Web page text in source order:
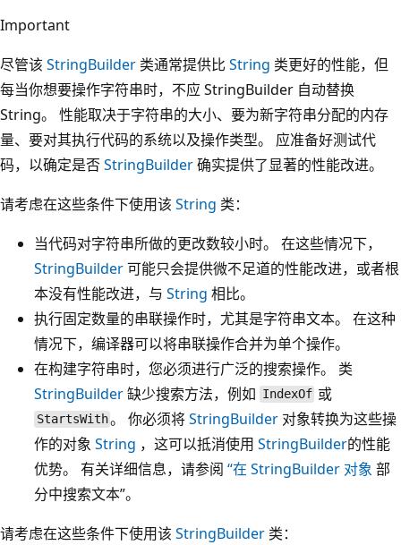
Important
尽管该 StringBuilder 类通常提供比 String 类更好的性能，但
每当你想要操作字符串时，不应 StringBuilder 自动替换
String。 性能取决于字符串的大小、要为新字符串分配的内存
量、要对其执行代码的系统以及操作类型。 应准备好测试代
码，以确定是否 StringBuilder确实提供了显著的性能改进。
请考虑在这些条件下使用该 String 类：
当代码对字符串所做的更改数较小时。 在这些情况下，
StringBuilder可能只会提供微不足道的性能改进，或者根
本没有性能改进，与 String 相比。
执行固定数量的串联操作时，尤其是字符串文本。 在这种
情况下，编译器可以将串联操作合并为单个操作。
在构建字符串时，您必须进行广泛的搜索操作。 类
StringBuilder缺少搜索方法，例如 IndexOf 或
StartsWith。 你必须将StringBuilder 对象转换为这些操
作的对象 String ，这可以抵消使用 StringBuilder的性能
优势。 有关详细信息，请参阅 “在 StringBuilder 对象 部
分中搜索文本”。
请考虑在这些条件下使用该 StringBuilder 类：